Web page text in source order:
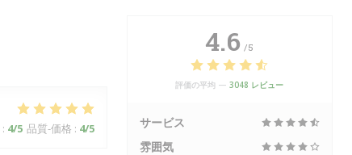
: 4/5 品質-価格 : 4/5
4.6 /5
評価の平均 —3048 レビュー
サービス
雰囲気